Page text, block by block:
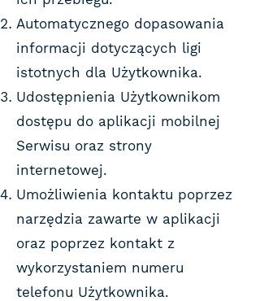
Automatycznego dopasowania
informacji dotyczących ligi
istotnych dla Użytkownika.
Udostępnienia Użytkownikom
dostępu do aplikacji mobilnej
Serwisu oraz strony
internetowej.
Umożliwienia kontaktu poprzez
narzędzia zawarte w aplikacji
oraz poprzez kontakt z
wykorzystaniem numeru
telefonu Użytkownika.